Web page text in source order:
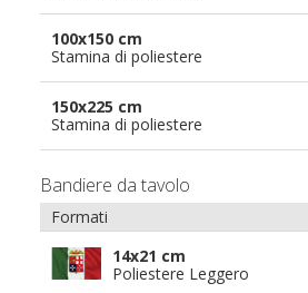
100x150 cm
Stamina di poliestere
150x225 cm
Stamina di poliestere
Bandiere da tavolo
Formati
14x21 cm
Poliestere Leggero